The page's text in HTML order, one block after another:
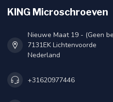
KING Microschroeven
Nieuwe Maat 19 - (Geen
7131EK Lichtenvoorde
Nederland
+31620977446